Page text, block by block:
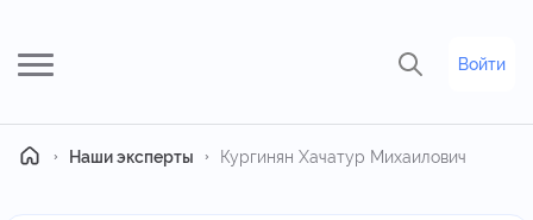
Войти
ГлавнаяНаши эксперты Кургинян Хачатур Михаилович